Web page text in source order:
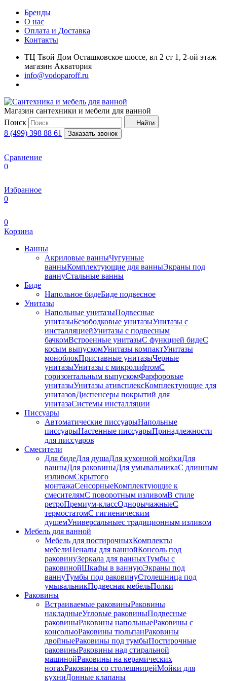
Бренды
О нас
Оплата и Доставка
Контакты
ТЦ Твой Дом Осташковское шоссе, вл 2 ст 1, 2-ой этаж
магазин Акватория
info@vodoparoff.ru
Магазин сантехники и мебели для ванной
Поиск
Найти
8 (499) 398 88 61 Заказать звонок
Сравнение
0
Избранное
0
0
Корзина
Ванны
Акриловые ванныЧугунные
ванныКомплектующие для ванныЭкраны под
ваннуСтальные ванны
Биде
Напольное бидеБиде пoдвеснoе
Унитазы
Напольные унитазыПодвесные
унитазыБезободковые унитазыУнитазы с
инсталляциейУнитазы с подвесным
бачкомВстроенные унитазыС функцией бидеС
косым выпускомУнитазы компактУнитазы
моноблокПриставные унитазыЧерные
унитазыУнитазы с микролифтомC
горизонтальным выпускомФарфоровые
унитазыУнитазы ативсплексКомплектующие для
унитазовДиспенсеры покрытий для
унитазаСистемы инсталляции
Писсуары
Автоматические писсуарыНапольные
писсуарыНастенные писсуарыПринадлежности
для писсуаров
Смесители
Для бидеДля душаДля кухонной мойкиДля
ванныДля раковиныДля умывальникаС длинным
изливомСкрытого
монтажаСенсорныеКомплектующие к
смесителямС поворотным изливомВ стиле
ретроПремиум-классОднорычажныеС
термостатомС гигиеническим
душемУниверсальныес традиционным изливом
Мебель для ванной
Мебель для постирочныхКомплекты
мебелиПеналы для ваннойКонсоль под
раковинуЗеркала для ванныхТумбы с
раковинойШкафы в ваннуюЭкраны под
ваннуТумбы под раковинуСтолешница под
умывальникПодвесная мебельПолки
Раковины
Встраиваемые раковиныРаковины
накладныеУгловые раковиныПодвесные
раковиныРаковины напольныеРаковины с
консольюРаковины тюльпанРаковины
двойныеРаковины под тумбыПостирочные
раковиныРаковины над стиральной
машинойРаковины на керамических
ногахРаковины со столешницейМойки для
кухниДонные клапаны